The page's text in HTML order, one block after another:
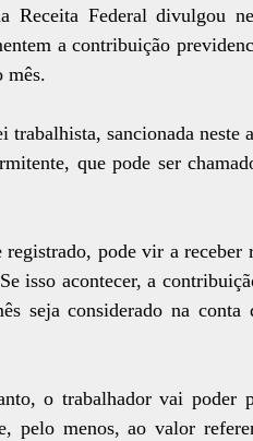
Receita Federal divulgou
a contribuição
mês.
trabalhista, sancionada
que pode ser
registrado, pode vir a
isso acontecer, a
seja considerado na
o trabalhador vai poder
pelo menos, ao valor